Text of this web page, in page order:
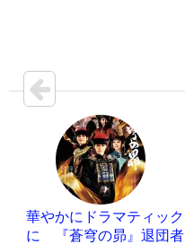
華やかにドラマティック
に 『蒼穹の昴』退団者